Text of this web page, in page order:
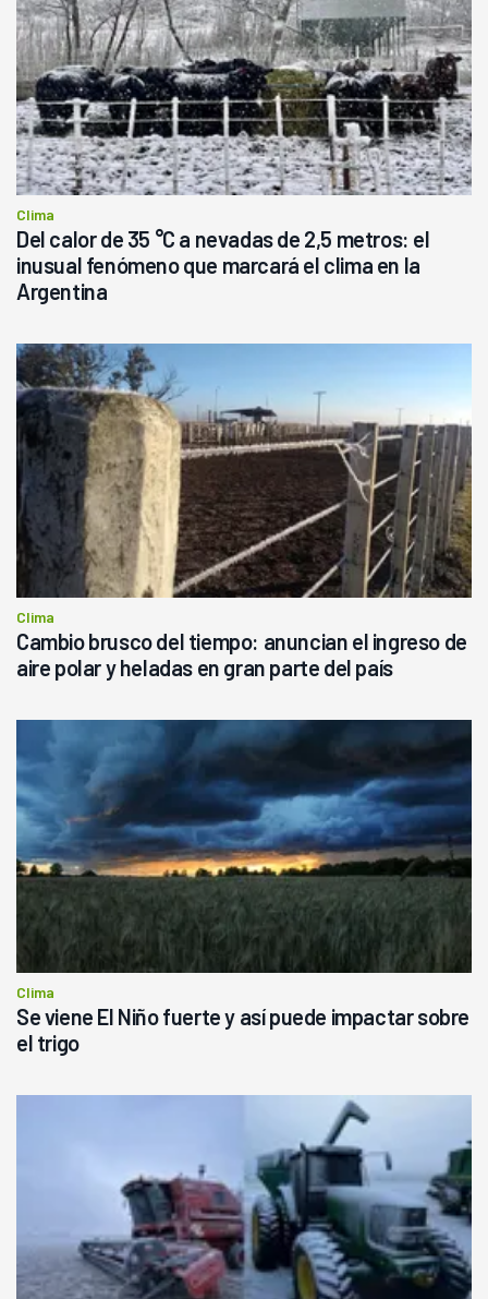
Clima
Del calor de 35 °C a nevadas de 2,5 metros: el
inusual fenómeno que marcará el clima en la
Argentina
Clima
Cambio brusco del tiempo: anuncian el ingreso de
aire polar y heladas en gran parte del país
Clima
Se viene El Niño fuerte y así puede impactar sobre
el trigo